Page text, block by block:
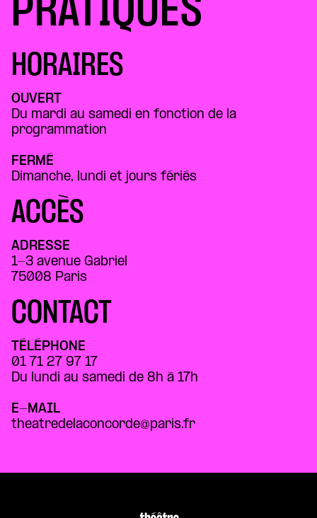
PRATIQUES
HORAIRES
OUVERT
Du mardi au samedi en fonction de la
programmation
FERMÉ
Dimanche, lundi et jours fériés
ACCÈS
ADRESSE
1-3 avenue Gabriel
75008 Paris
CONTACT
TÉLÉPHONE
01 71 27 97 17
Du lundi au samedi de 8h à 17h
E-MAIL
theatredelaconcorde@paris.fr